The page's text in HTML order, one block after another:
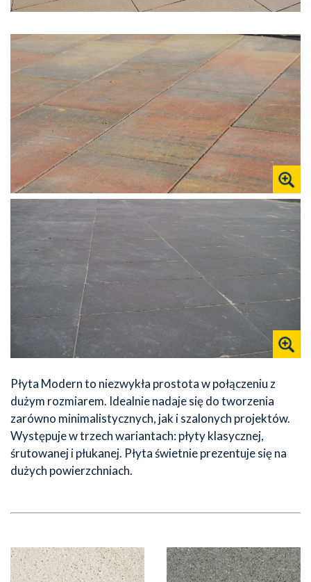
Płyta Modern to niezwykła prostota w połączeniu z
dużym rozmiarem. Idealnie nadaje się do tworzenia
zarówno minimalistycznych, jak i szalonych projektów.
Występuje w trzech wariantach: płyty klasycznej,
śrutowanej i płukanej. Płyta świetnie prezentuje się na
dużych powierzchniach.